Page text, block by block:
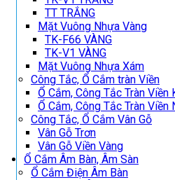
TT TRẮNG
Mặt Vuông Nhựa Vàng
TK-F66 VÀNG
TK-V1 VÀNG
Mặt Vuông Nhựa Xám
Công Tắc, Ổ Cắm tràn Viền
Ổ Cắm, Công Tắc Tràn Viền
Ổ Cắm, Công Tắc Tràn Viền
Công Tắc, Ổ Cắm Vân Gỗ
Vân Gỗ Trơn
Vân Gỗ Viền Vàng
Ổ Cắm Âm Bàn, Âm Sàn
Ổ Cắm Điện Âm Bàn